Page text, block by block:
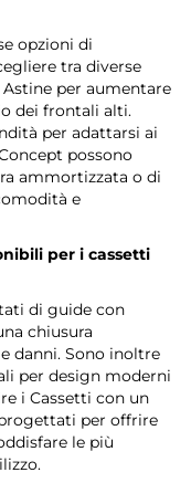
opzioni di
tra diverse
per aumentare
dei frontali alti.
per adattarsi ai
possono
ammortizzata o di
e
per i cassetti
di guide con
chiusura
danni. Sono inoltre
per design moderni
i Cassetti con un
per offrire
le più